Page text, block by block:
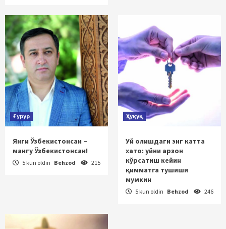
Ғурур
Янги Ўзбекистонсан –
мангу Ўзбекистонсан!
5 kun oldin Behzod 215
Ҳуқуқ
Уй олишдаги энг катта
хато: уйни арзон
кўрсатиш кейин
қимматга тушиши
мумкин
5 kun oldin Behzod 246